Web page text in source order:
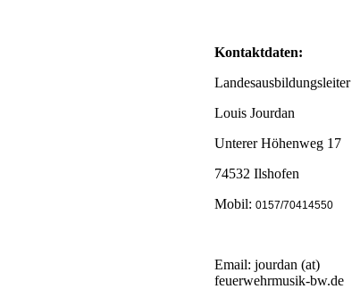
Kontaktdaten:
Landesausbildungsleiter
Louis Jourdan
Unterer Höhenweg 17
74532 Ilshofen
Mobil: 0157/70414550
Email: jourdan (at)
feuerwehrmusik-bw.de